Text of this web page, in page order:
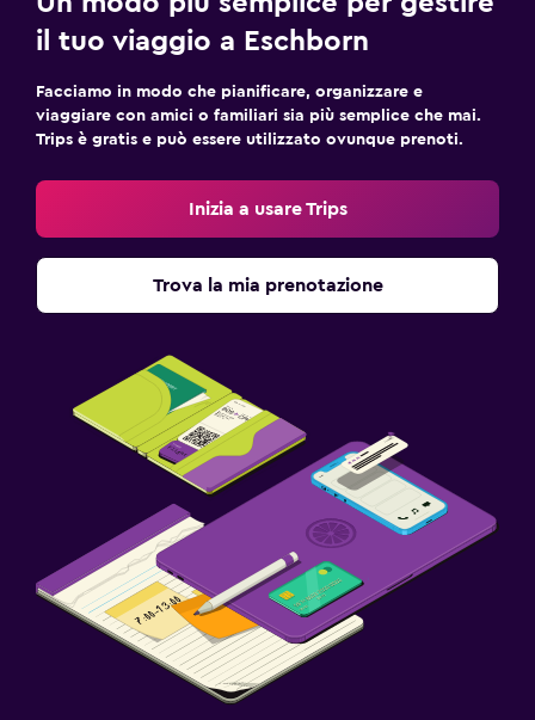
il tuo viaggio a Eschborn
Facciamo in modo che pianificare, organizzare e
viaggiare con amici o familiari sia più semplice che mai.
Trips è gratis e può essere utilizzato ovunque prenoti.
Inizia a usare Trips
Trova la mia prenotazione